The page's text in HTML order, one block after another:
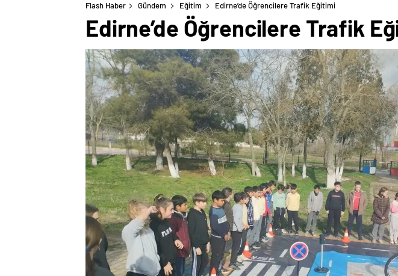
Flash Haber Gündem Eğitim Edirne’de Öğrencilere Trafik Eğitimi
Edirne’de Öğrencilere Trafik